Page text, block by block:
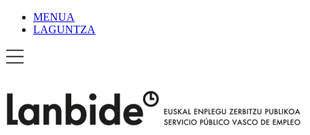
MENUA
LAGUNTZA